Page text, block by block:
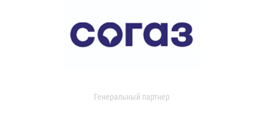
Генеральный партнер